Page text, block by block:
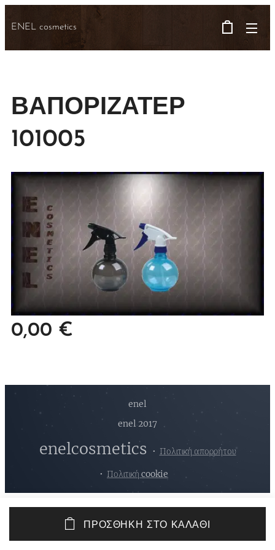
ENEL cosmetics
ΒΑΠΟΡΙΖΑΤΕΡ
101005
0,00 €
ΠΡΟΣΘΉΚΗ ΣΤΟ ΚΑΛΆΘΙ
enel
enel 2017
enelcosmetics Πολιτική απορρήτου
Πολιτική cookie